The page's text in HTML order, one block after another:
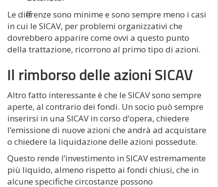
Le differenze sono minime e sono sempre meno i casi
in cui le SICAV, per problemi organizzativi che
dovrebbero apparire come ovvi a questo punto
della trattazione, ricorrono al primo tipo di azioni.
Il rimborso delle azioni SICAV
Altro fatto interessante è che le SICAV sono sempre
aperte, al contrario dei fondi. Un socio può sempre
inserirsi in una SICAV in corso d’opera, chiedere
l’emissione di nuove azioni che andrà ad acquistare
o chiedere la liquidazione delle azioni possedute.
Questo rende l’investimento in SICAV estremamente
più liquido, almeno rispetto ai fondi chiusi, che in
alcune specifiche circostanze possono